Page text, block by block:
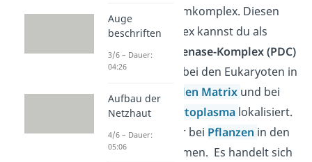
bestehender Enzymkomplex. Diesen
Multienzymkomplex kannst du als
Pyruvatdehydrogenase-Komplex (PDC)
bezeichnen. Er ist bei den Eukaryoten in
der
mitochondrialen Matrix und bei
Prokaryoten im
Zytoplasma lokalisiert.
Außerdem kann er bei Pflanzen in den
Plastiden
vorkommen. Es handelt sich
Auge
beschriften
3/6 – Dauer:
04:26
Aufbau der
Netzhaut
4/6 – Dauer:
05:06